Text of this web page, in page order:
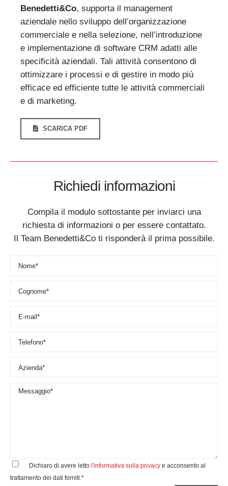
Benedetti&Co, supporta il management
aziendale nello sviluppo dell’organizzazione
commerciale e nella selezione, nell’introduzione
e implementazione di software CRM adatti alle
specificità aziendali. Tali attività consentono di
ottimizzare i processi e di gestire in modo più
efficace ed efficiente tutte le attività commerciali
e di marketing.
SCARICA PDF
Richiedi informazioni
Compila il modulo sottostante per inviarci una
richiesta di informazioni o per essere contattato.
Il Team Benedetti&Co ti risponderà il prima possibile.
Dichiaro di avere letto l'informativa sulla privacye acconsento al
trattamento dei dati forniti.*